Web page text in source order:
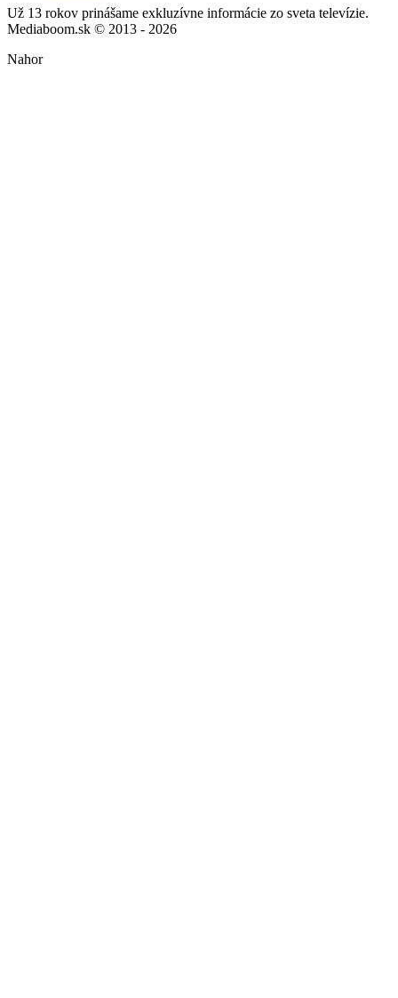
Už 13 rokov prinášame exkluzívne informácie zo sveta televízie.
Mediaboom.sk © 2013 - 2026
Nahor